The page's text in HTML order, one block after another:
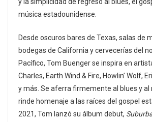
y la simplicidad de regreso al blues, el
música estadounidense.
Desde oscuros bares de Texas, salas de
bodegas de California y cervecerías del
Pacífico, Tom Buenger se inspira en
Charles, Earth Wind & Fire, Howlin’ Wolf,
y más. Se aferra firmemente al blues y
rinde homenaje a las raíces del gospel
2021, Tom lanzó su álbum debut,